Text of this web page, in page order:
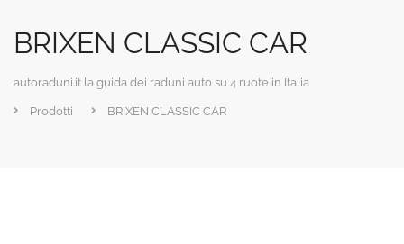
BRIXEN CLASSIC CAR
autoraduni.it la guida dei raduni auto su 4 ruote in Italia
Prodotti BRIXEN CLASSIC CAR